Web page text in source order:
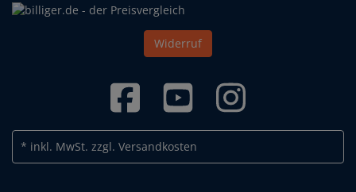
Widerruf
* inkl. MwSt. zzgl. Versandkosten